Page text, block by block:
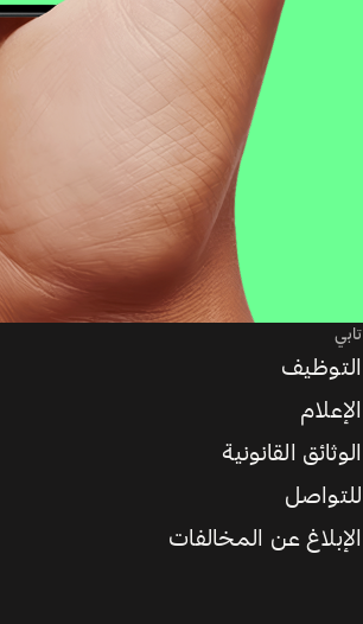
تابي
التوظيف
الإعلام
الوثائق القانونية
للتواصل
الإبلاغ عن المخالفات